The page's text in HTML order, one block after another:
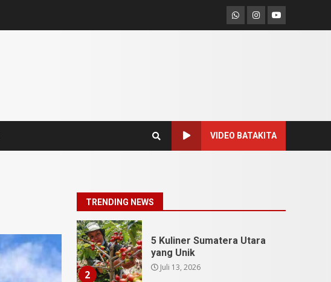
Whatsapp
Instagram
Youtube
VIDEO BATAKITA
TRENDING NEWS
SUCI Season 11: Finalis
KompasTV
1
2
Juli 13, 2026
3
Wajib Diketahui! Budaya
Batak yang Jarang
Dipahami Orang Indonesia